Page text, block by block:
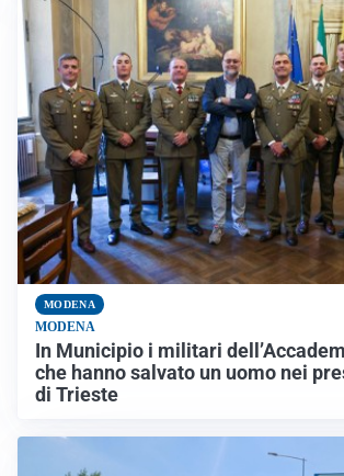
MODENA
MODENA
In Municipio i militari
che hanno salvato un uomo nei
di Trieste